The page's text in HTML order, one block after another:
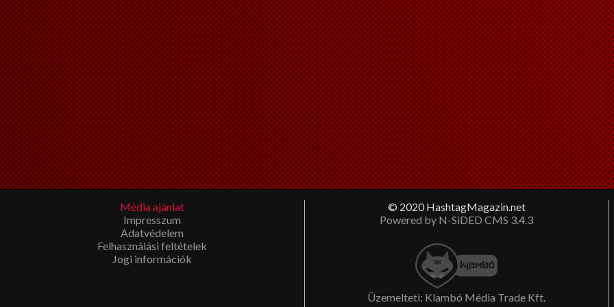
Média ajánlat
Impresszum
Adatvédelem
Felhasználási feltételek
Jogi információk
© 2020 HashtagMagazin.net
Powered by N-SiDED CMS 3.4.3
Üzemelteti: Klambó Média Trade Kft.